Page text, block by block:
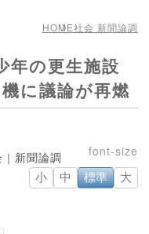
HOME社会 新聞論調
年の更生施設
に議論が再燃
｜新聞論調
小 中 標準 大